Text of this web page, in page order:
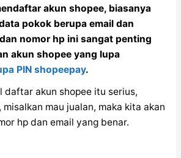
akun shopee, biasanya
pokok berupa email dan
nomor hp ini sangat penting
akun shopee yang lupa
PIN shopeepay.
daftar akun shopee itu serius,
mau jualan, maka kita akan
hp dan email yang benar.